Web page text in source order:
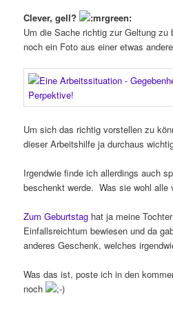
Clever, gell?
Um die Sache richtig zur Geltung zu
noch ein Foto aus einer etwas
Um sich das richtig vorstellen zu
dieser Arbeitshilfe ja durchaus
Irgendwie finde ich allerdings auch
beschenkt werde. Was sie wohl alle
Zum Geburtstag hat ja meine
Einfallsreichtum bewiesen und da
anderes Geschenk, welches
Was das ist, poste ich in den
noch